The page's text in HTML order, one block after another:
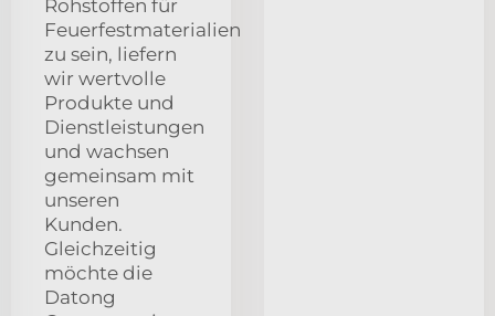
Rohstoffen für
Feuerfestmaterialien
zu sein, liefern
wir wertvolle
Produkte und
Dienstleistungen
und wachsen
gemeinsam mit
unseren
Kunden.
Gleichzeitig
möchte die
Datong